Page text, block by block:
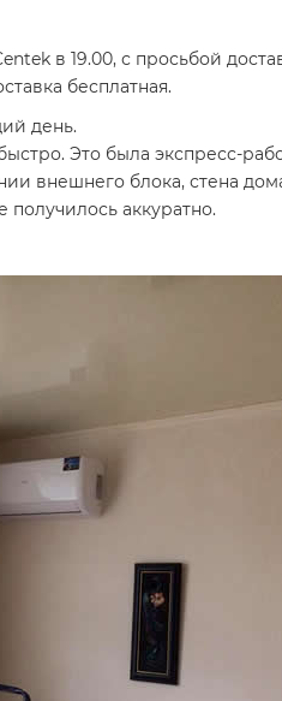
в 19.00, с просьбой
бесплатная.
день.
Это была экспресс-
внешнего блока, стена
аккуратно.